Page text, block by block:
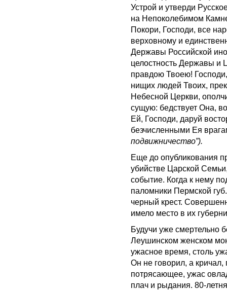
Устрой и утверди
на Непоколебимом
Покори, Господи, все
верховному и
Державы Российской
целостность Державы
правдою Твоею!
нищих людей Твоих,
Небесной Церкви,
сущую: бедствует Она,
Ей, Господи, даруй
безчисленными Ея
подвижничество”).
Еще до опубликования
убийстве Царской
событие. Когда к нему
паломники Пермской
черный крест.
имело место в их
Будучи уже смертельно
Леушинском женском
ужасное время, столь
Он не говорил, а
потрясающее, ужас
плач и рыдания. 80-